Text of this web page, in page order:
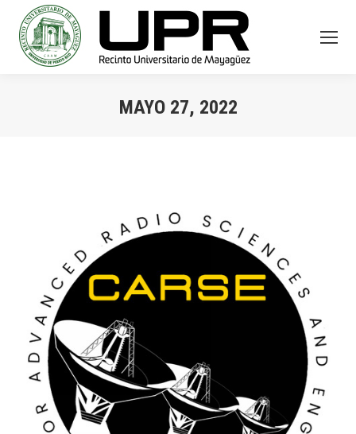
MAYO 27, 2022